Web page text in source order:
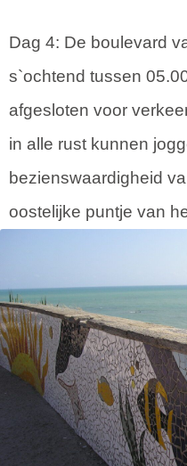
Dag 4: De boulevard
s`ochtend tussen
afgesloten voor
in alle rust kunnen
bezienswaardigheid
oostelijke puntje van